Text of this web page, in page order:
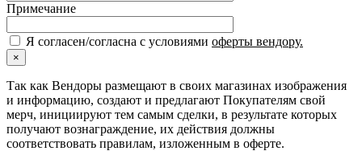
Примечание
Я согласен/согласна с условиями оферты вендору.
×
Так как Вендоры размещают в своих магазинах изображения
и информацию, создают и предлагают Покупателям свой
мерч, инициируют тем самым сделки, в результате которых
получают вознаграждение, их действия должны
соответствовать правилам, изложенным в оферте.